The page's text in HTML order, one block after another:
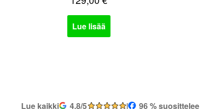
Lue lisää
Lue kaikki 4,8/5 |
96 % suosittelee